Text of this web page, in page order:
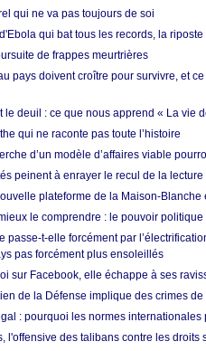
qui ne va pas toujours de soi
qui bat tous les records, la
de frappes meurtrières
pays doivent croître pour survivre, et
le deuil : ce que nous apprend « La vie
qui ne raconte pas toute l’histoire
d’un modèle d’affaires viable
peinent à enrayer le recul de la lecture
plateforme de la Maison-
le comprendre : le pouvoir politique
passe-t-elle forcément par
pas forcément plus ensoleillés
sur Facebook, elle échappe à ses
de la Défense implique des crimes
: pourquoi les normes
l'offensive des talibans contre les droits